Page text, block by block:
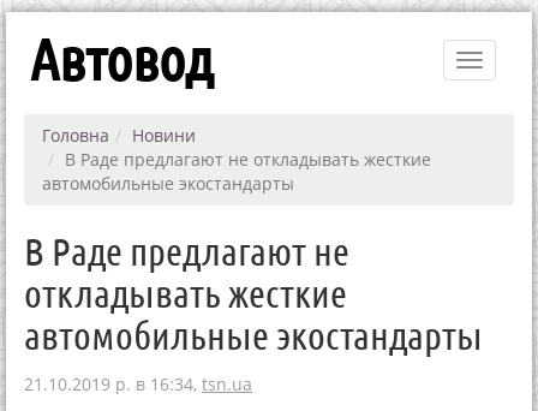
Toggle
Автовод
Головна
Новини
В Раде предлагают не откладывать жесткие
автомобильные экостандарты
В Раде предлагают не
откладывать жесткие
автомобильные экостандарты
21.10.2019 р. в 16:34, tsn.ua